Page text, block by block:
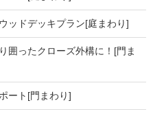
ッドデッキプラン[庭まわり]
囲ったクローズ外構に！[門ま
ート[門まわり]